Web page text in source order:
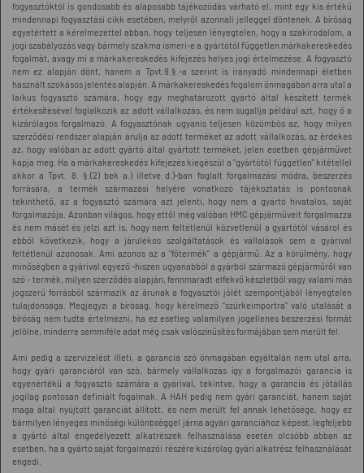
fogyasztóktól is gondosabb és alaposabb tájékozódás várható el, mint egy kis értékű
mindennapi fogyasztási cikk esetében, melyről azonnali jelleggel döntenek. A bíróság
egyetértett a kérelmezettel abban, hogy teljesen lényegtelen, hogy a szakirodalom, a
jogi szabályozás vagy bármely szakma ismeri-e a gyártótól független márkakereskedés
fogalmát, avagy mi a márkakereskedés kifejezés helyes jogi értelmezése. A fogyasztó
nem ez alapján dönt, hanem a Tpvt.9.§.-a szerint is irányadó mindennapi életben
használt szokásos jelentés alapján. A márkakereskedés fogalom önmagában arra utal a
laikus fogyasztó számára, hogy egy meghatározott gyártó által készített termék
értékesítésével foglalkozik az adott vállalkozás, és nem sugallja például azt, hogy ő a
kizárólagos forgalmazó. A fogyasztónak ugyanis teljesen közömbös az, hogy milyen
szerződési rendszer alapján árulja az adott terméket az adott vállalkozás, az érdekes
az, hogy valóban az adott gyártó által gyártott terméket, jelen esetben gépjárművet
kapja meg. Ha a márkakereskedés kifejezés kiegészül a "gyártótól független" kitétellel
akkor a Tpvt. 8. §.(2) bek a.) illetve d.)-ban foglalt forgalmazási módra, beszerzés
forrására, a termék származási helyére vonatkozó tájékoztatás is pontosnak
tekinthető, az a fogyasztó számára azt jelenti, hogy nem a gyártó hivatalos, saját
forgalmazója. Azonban világos, hogy ettől még valóban HMC gépjárműveit forgalmazza
és nem másét és jelzi azt is, hogy nem feltétlenül közvetlenül a gyártótól vásárol és
ebből következik, hogy a járulékos szolgáltatások és vállalások sem a gyárival
feltétlenül azonosak. Ami azonos az a "főtermék" a gépjármű. Az a körülmény, hogy
minőségben a gyárival egyező -hiszen ugyanabból a gyárból származó gépjárműről van
szó - termék, milyen szerződés alapján, fennmaradt elfekvő készletből vagy valami más
jogszerű forrásból származik az árunak a fogyasztói jólét szempontjából lényegtelen
tulajdonsága. Megjegyzi a bíróság, hogy kérelmező "szürkeimportra" való utalását a
bíróság nem tudta értelmezni, ha ez esetleg valamilyen jogellenes beszerzési formát
jelölne, minderre semmiféle adat még csak valószínűsítés formájában sem merült fel.
Ami pedig a szervizelést illeti, a garancia szó önmagában egyáltalán nem utal arra,
hogy gyári garanciáról van szó, bármely vállalkozás így a forgalmazói garancia is
egyenértékű a fogyasztó számára a gyárival, tekintve, hogy a garancia és jótállás
jogilag pontosan definiált fogalmak. A HAH pedig nem gyári garanciát, hanem saját
maga által nyújtott garanciát állított, és nem merült fel annak lehetősége, hogy ez
bármilyen lényeges minőségi különbséggel járna agyári garanciához képest, legfeljebb
a gyártó által engedélyezett alkatrészek felhasználása esetén olcsóbb abban az
esetben, ha a gyártó saját forgalmazói részére kizárólag gyári alkatrész felhasználását
engedi.